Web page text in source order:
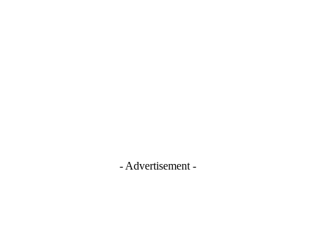
- Advertisement -